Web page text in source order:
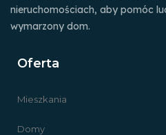
nieruchomościach, aby pomóc
wymarzony dom.
Oferta
Mieszkania
Domy